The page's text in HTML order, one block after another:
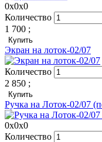
0x0x0
Количество
1 700 ;
Купить
Экран на лоток-02/07
Количество
2 850 ;
Купить
Ручка на Лоток-02/07
0x0x0
Количество